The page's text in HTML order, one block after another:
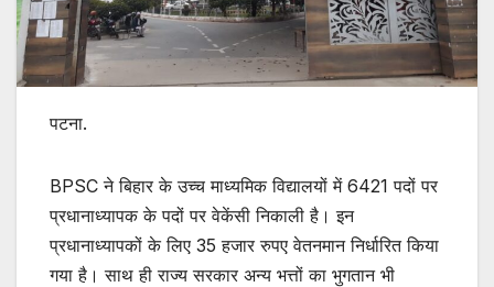
पटना.
BPSC ने बिहार के उच्‍च माध्‍यमिक विद्यालयों में 6421 पदों पर
प्रधानाध्‍यापक के पदों पर वेकेंसी निकाली है। इन
प्रधानाध्यापकों के लिए 35 हजार रुपए वेतनमान निर्धारित किया
गया है। साथ ही राज्‍य सरकार अन्य भत्तों का भुगतान भी